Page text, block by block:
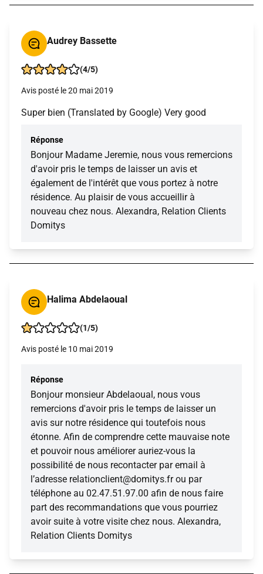
Audrey Bassette
(4/5)
Avis posté le 20 mai 2019
Super bien (Translated by Google) Very good
Réponse
Bonjour Madame Jeremie, nous vous remercions
d'avoir pris le temps de laisser un avis et
également de l'intérêt que vous portez à notre
résidence. Au plaisir de vous accueillir à
nouveau chez nous. Alexandra, Relation Clients
Domitys
Halima Abdelaoual
(1/5)
Avis posté le 10 mai 2019
Réponse
Bonjour monsieur Abdelaoual, nous vous
remercions d'avoir pris le temps de laisser un
avis sur notre résidence qui toutefois nous
étonne. Afin de comprendre cette mauvaise note
et pouvoir nous améliorer auriez-vous la
possibilité de nous recontacter par email à
l’adresse relationclient@domitys.fr ou par
téléphone au 02.47.51.97.00 afin de nous faire
part des recommandations que vous pourriez
avoir suite à votre visite chez nous. Alexandra,
Relation Clients Domitys